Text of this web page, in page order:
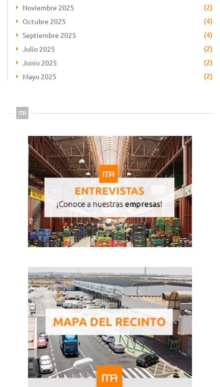
Noviembre 2025 (2)
Octubre 2025 (4)
Septiembre 2025 (4)
Julio 2025 (2)
Junio 2025 (2)
Mayo 2025 (2)